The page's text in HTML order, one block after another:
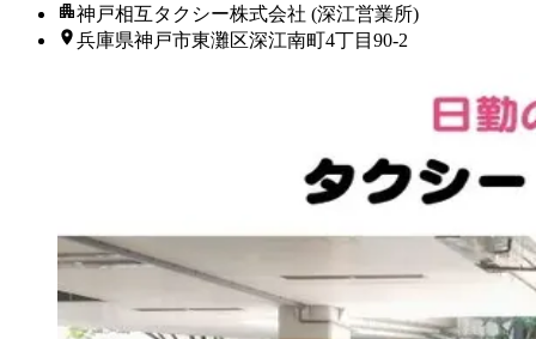
神戸相互タクシー株式会社 (深江営業所)
兵庫県神戸市東灘区深江南町4丁目90-2